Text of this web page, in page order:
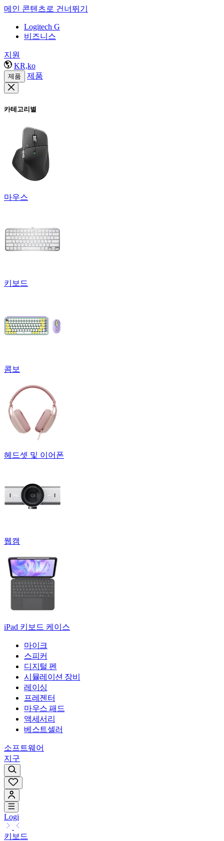
메인 콘텐츠로 건너뛰기
Logitech G
비즈니스
지원
KR,ko
제품 제품
카테고리별
마우스
키보드
콤보
헤드셋 및 이어폰
웹캠
iPad 키보드 케이스
마이크
스피커
디지털 펜
시뮬레이션 장비
레이싱
프레젠터
마우스 패드
액세서리
베스트셀러
소프트웨어
지구
Logi
키보드